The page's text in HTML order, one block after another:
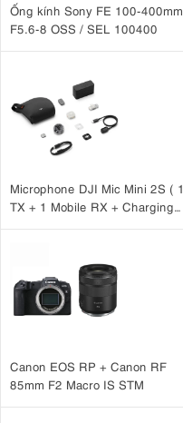
Ống kính Sony FE 100-400mm
F5.6-8 OSS / SEL 100400
Microphone DJI Mic Mini 2S ( 1
TX + 1 Mobile RX + Charging
Canon EOS RP + Canon RF
85mm F2 Macro IS STM